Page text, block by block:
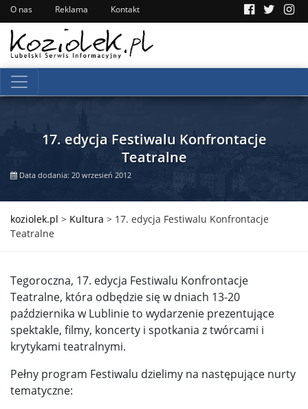
O nas Reklama Kontakt
17. edycja Festiwalu Konfrontacje
Teatralne
Data dodania: 20 wrzesień 2012
koziolek.pl > Kultura > 17. edycja Festiwalu Konfrontacje
Teatralne
Tegoroczna, 17. edycja Festiwalu Konfrontacje
Teatralne, która odbędzie się w dniach 13-20
października w Lublinie to wydarzenie prezentujące
spektakle, filmy, koncerty i spotkania z twórcami i
krytykami teatralnymi.
Pełny program Festiwalu dzielimy na następujące nurty
tematyczne: